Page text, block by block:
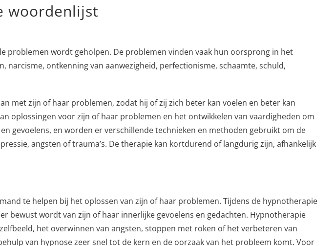
woordenlijst
problemen wordt geholpen. De problemen vinden vaak hun oorsprong in het
narcisme, ontkenning van aanwezigheid, perfectionisme, schaamte, schuld,
met zijn of haar problemen, zodat hij of zij zich beter kan voelen en beter kan
oplossingen voor zijn of haar problemen en het ontwikkelen van vaardigheden om
gevoelens, en worden er verschillende technieken en methoden gebruikt om de
angsten of trauma’s. De therapie kan kortdurend of langdurig zijn, afhankelijk
te helpen bij het oplossen van zijn of haar problemen. Tijdens de hypnotherapie
bewust wordt van zijn of haar innerlijke gevoelens en gedachten. Hypnotherapie
het overwinnen van angsten, stoppen met roken of het verbeteren van
van hypnose zeer snel tot de kern en de oorzaak van het probleem komt. Voor